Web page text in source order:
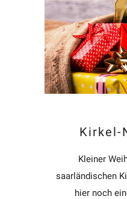
Kirkel-
Kleiner
saarländischen
hier noch